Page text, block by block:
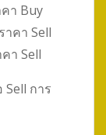
า Buy
าคา Sell
า Sell
การ